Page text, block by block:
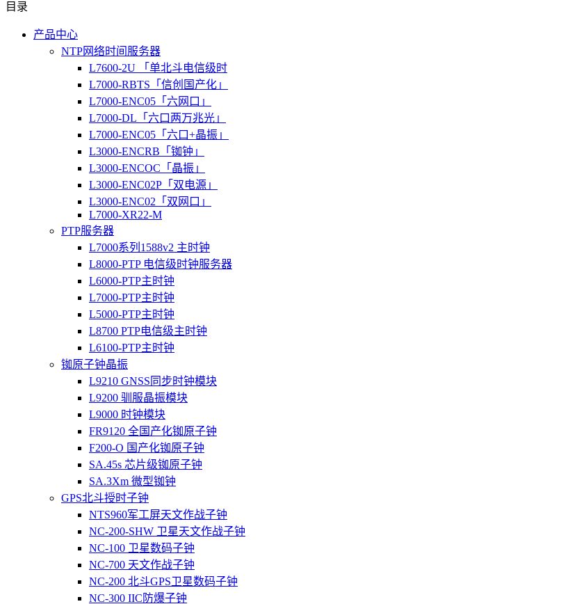
目录
产品中心
NTP网络时间服务器
L7600-2U 「单北斗电信级时
L7000-RBTS「信创国产化」
L7000-ENC05「六网口」
L7000-DL「六口两万兆光」
L7000-ENC05「六口+晶振」
L3000-ENCRB「铷钟」
L3000-ENCOC「晶振」
L3000-ENC02P「双电源」
L3000-ENC02「双网口」
L7000-XR22-M
PTP服务器
L7000系列1588v2 主时钟
L8000-PTP 电信级时钟服务器
L6000-PTP主时钟
L7000-PTP主时钟
L5000-PTP主时钟
L8700 PTP电信级主时钟
L6100-PTP主时钟
铷原子钟晶振
L9210 GNSS同步时钟模块
L9200 驯服晶振模块
L9000 时钟模块
FR9120 全国产化铷原子钟
F200-O 国产化铷原子钟
SA.45s 芯片级铷原子钟
SA.3Xm 微型铷钟
GPS北斗授时子钟
NTS960军工屏天文作战子钟
NC-200-SHW 卫星天文作战子钟
NC-100 卫星数码子钟
NC-700 天文作战子钟
NC-200 北斗GPS卫星数码子钟
NC-300 IIC防爆子钟